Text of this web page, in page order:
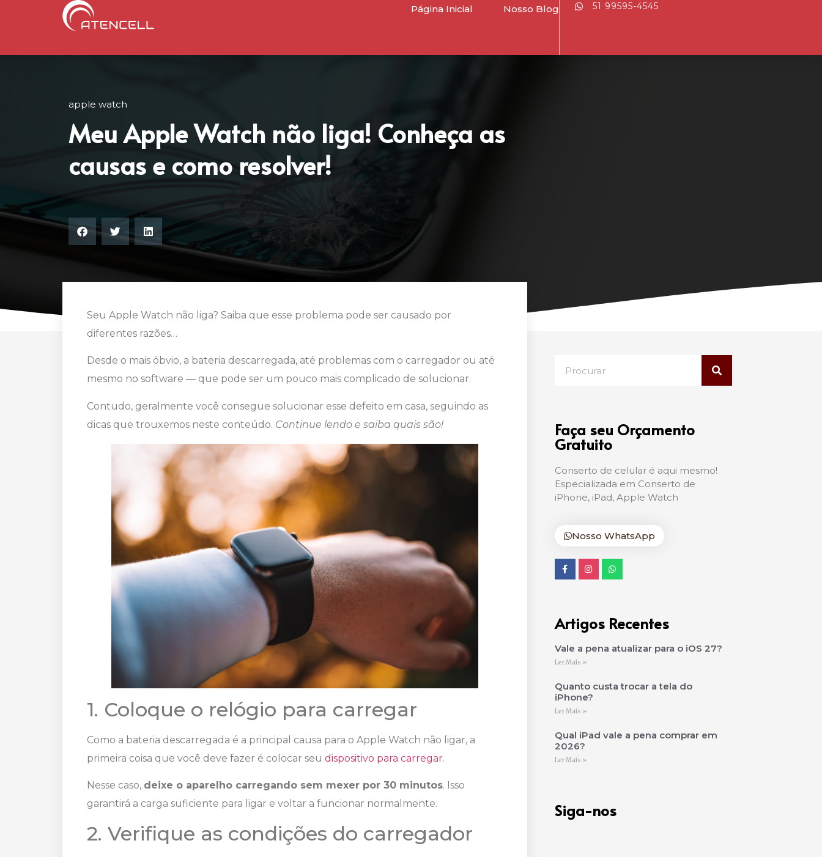
Página Inicial Nosso Blog 51 99595-4545
apple watch
Meu Apple Watch não liga! Conheça as
causas e como resolver!
Seu Apple Watch não liga? Saiba que esse problema pode ser causado por
diferentes razões…
Desde o mais óbvio, a bateria descarregada, até problemas com o carregador ou até
mesmo no software — que pode ser um pouco mais complicado de solucionar.
Contudo, geralmente você consegue solucionar esse defeito em casa, seguindo as
dicas que trouxemos neste conteúdo. Continue lendo e saiba quais são!
1. Coloque o relógio para carregar
Como a bateria descarregada é a principal causa para o Apple Watch não ligar, a
primeira coisa que você deve fazer é colocar seu dispositivo para carregar.
Nesse caso, deixe o aparelho carregando sem mexer por 30 minutos. Isso
garantirá a carga suficiente para ligar e voltar a funcionar normalmente.
2. Verifique as condições do carregador
Faça seu Orçamento
Gratuito
Conserto de celular é aqui mesmo!
Especializada em Conserto de
iPhone, iPad, Apple Watch
Nosso WhatsApp
Artigos Recentes
Vale a pena atualizar para o iOS 27?
Ler Mais »
Quanto custa trocar a tela do
iPhone?
Ler Mais »
Qual iPad vale a pena comprar em
2026?
Ler Mais »
Siga-nos